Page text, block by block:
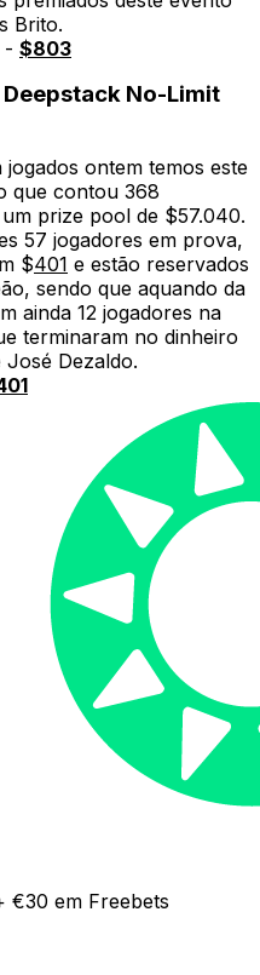
Brito.
- $803
No-Limit
ontem temos este
que contou 368
prize pool de $57.040.
57 jogadores em prova,
$401 e estão reservados
sendo que aquando da
ainda 12 jogadores na
terminaram no dinheiro
Dezaldo.
€30 em Freebets